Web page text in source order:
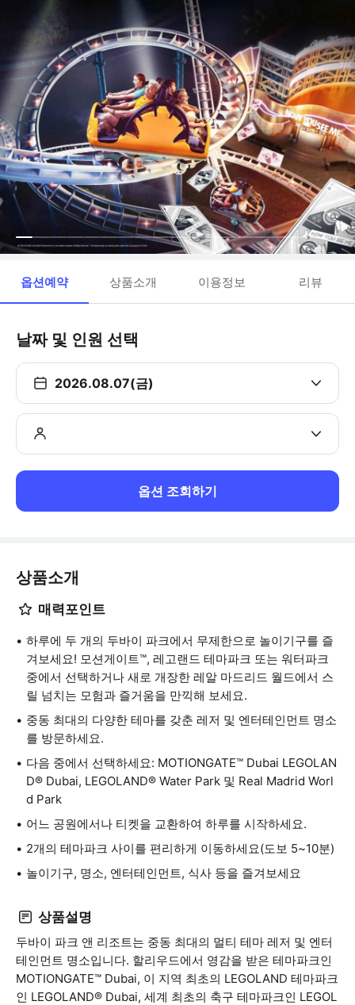
옵션예약 상품소개 이용정보 리뷰
날짜 및 인원 선택
2026.08.07(금)
옵션 조회하기
상품소개
매력포인트
하루에 두 개의 두바이 파크에서 무제한으로 놀이기구를 즐
겨보세요! 모션게이트™, 레고랜드 테마파크 또는 워터파크
중에서 선택하거나 새로 개장한 레알 마드리드 월드에서 스
릴 넘치는 모험과 즐거움을 만끽해 보세요.
중동 최대의 다양한 테마를 갖춘 레저 및 엔터테인먼트 명소
를 방문하세요.
다음 중에서 선택하세요: MOTIONGATE™ Dubai LEGOLAN
D® Dubai, LEGOLAND® Water Park 및 Real Madrid Worl
d Park
어느 공원에서나 티켓을 교환하여 하루를 시작하세요.
2개의 테마파크 사이를 편리하게 이동하세요(도보 5~10분)
놀이기구, 명소, 엔터테인먼트, 식사 등을 즐겨보세요
상품설명
두바이 파크 앤 리조트는 중동 최대의 멀티 테마 레저 및 엔터
테인먼트 명소입니다. 할리우드에서 영감을 받은 테마파크인
MOTIONGATE™ Dubai, 이 지역 최초의 LEGOLAND 테마파크
인 LEGOLAND® Dubai, 세계 최초의 축구 테마파크인 LEGOL